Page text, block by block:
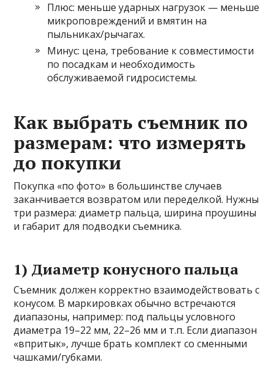
Плюс: меньше ударных нагрузок — меньше
микроповреждений и вмятин на
пыльниках/рычагах.
Минус: цена, требование к совместимости
по посадкам и необходимость
обслуживаемой гидросистемы.
Как выбрать съемник по
размерам: что измерять
до покупки
Покупка «по фото» в большинстве случаев
заканчивается возвратом или переделкой. Нужны
три размера: диаметр пальца, ширина проушины
и габарит для подводки съемника.
1) Диаметр конусного пальца
Съемник должен корректно взаимодействовать с
конусом. В маркировках обычно встречаются
диапазоны, например: под пальцы условного
диаметра 19–22 мм, 22–26 мм и т.п. Если диапазон
«впритык», лучше брать комплект со сменными
чашками/губками.